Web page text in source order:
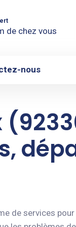
de chez vous
nous
de services